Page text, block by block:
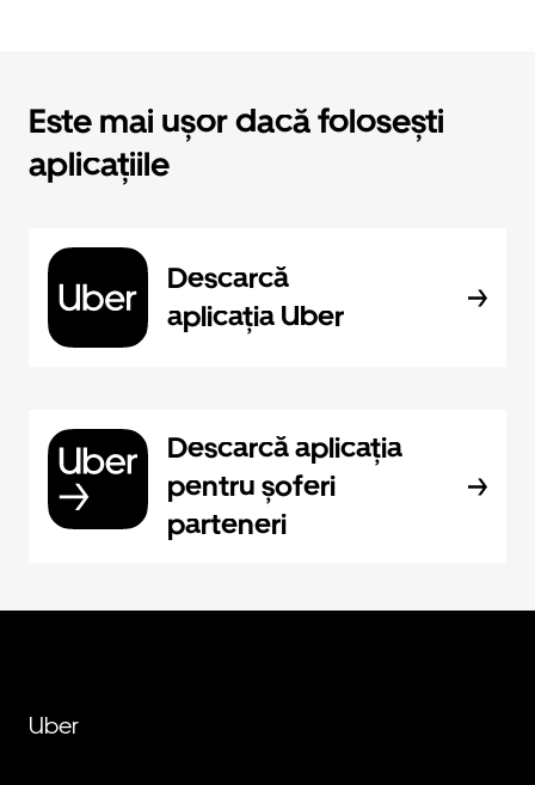
Este mai ușor dacă folosești
aplicațiile
Descarcă
aplicația Uber
Descarcă aplicația
pentru șoferi
parteneri
Uber